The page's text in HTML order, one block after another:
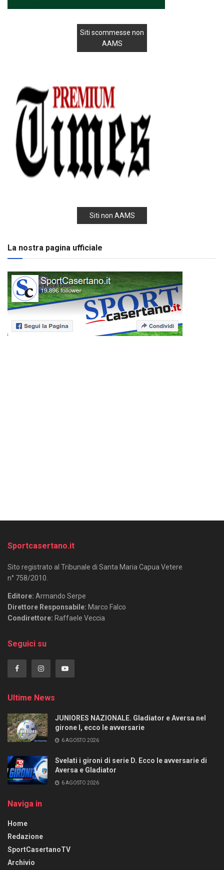
Siti scommesse non
AAMS
Siti non AAMS
La nostra pagina ufficiale
Sportcasertano.it
Sito registrato al Tribunale di Santa Maria Capua Vetere
n° 758/2010.
Editore: Armando Serpe
Direttore Responsabile: Marco Falco
Condirettore: Raffaele Veccia
Seguici su
Ultime News
JUNIORES NAZIONALE. Gladiator e Aversa nel
girone I, ecco le avversarie
6 AGOSTO 2026
Svelati i gironi di serie D. Ecco le avversarie di
Aversa e Gladiator
6 AGOSTO 2026
Naviga in
Home
Redazione
SportCasertanoTV
Archivio